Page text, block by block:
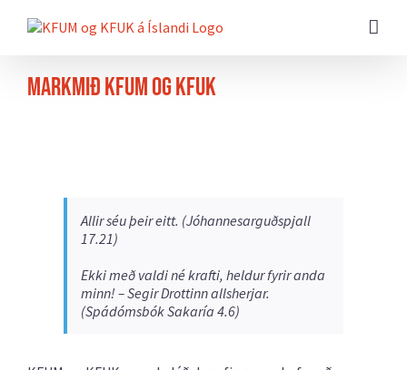
beint
síðunnarMarkmið KFUM og KFUK
Allir séu þeir eitt. (Jóhannesarguðspjall
17.21)
Ekki með valdi né krafti, heldur fyrir anda
minn! – Segir Drottinn allsherjar.
(Spádómsbók Sakaría 4.6)